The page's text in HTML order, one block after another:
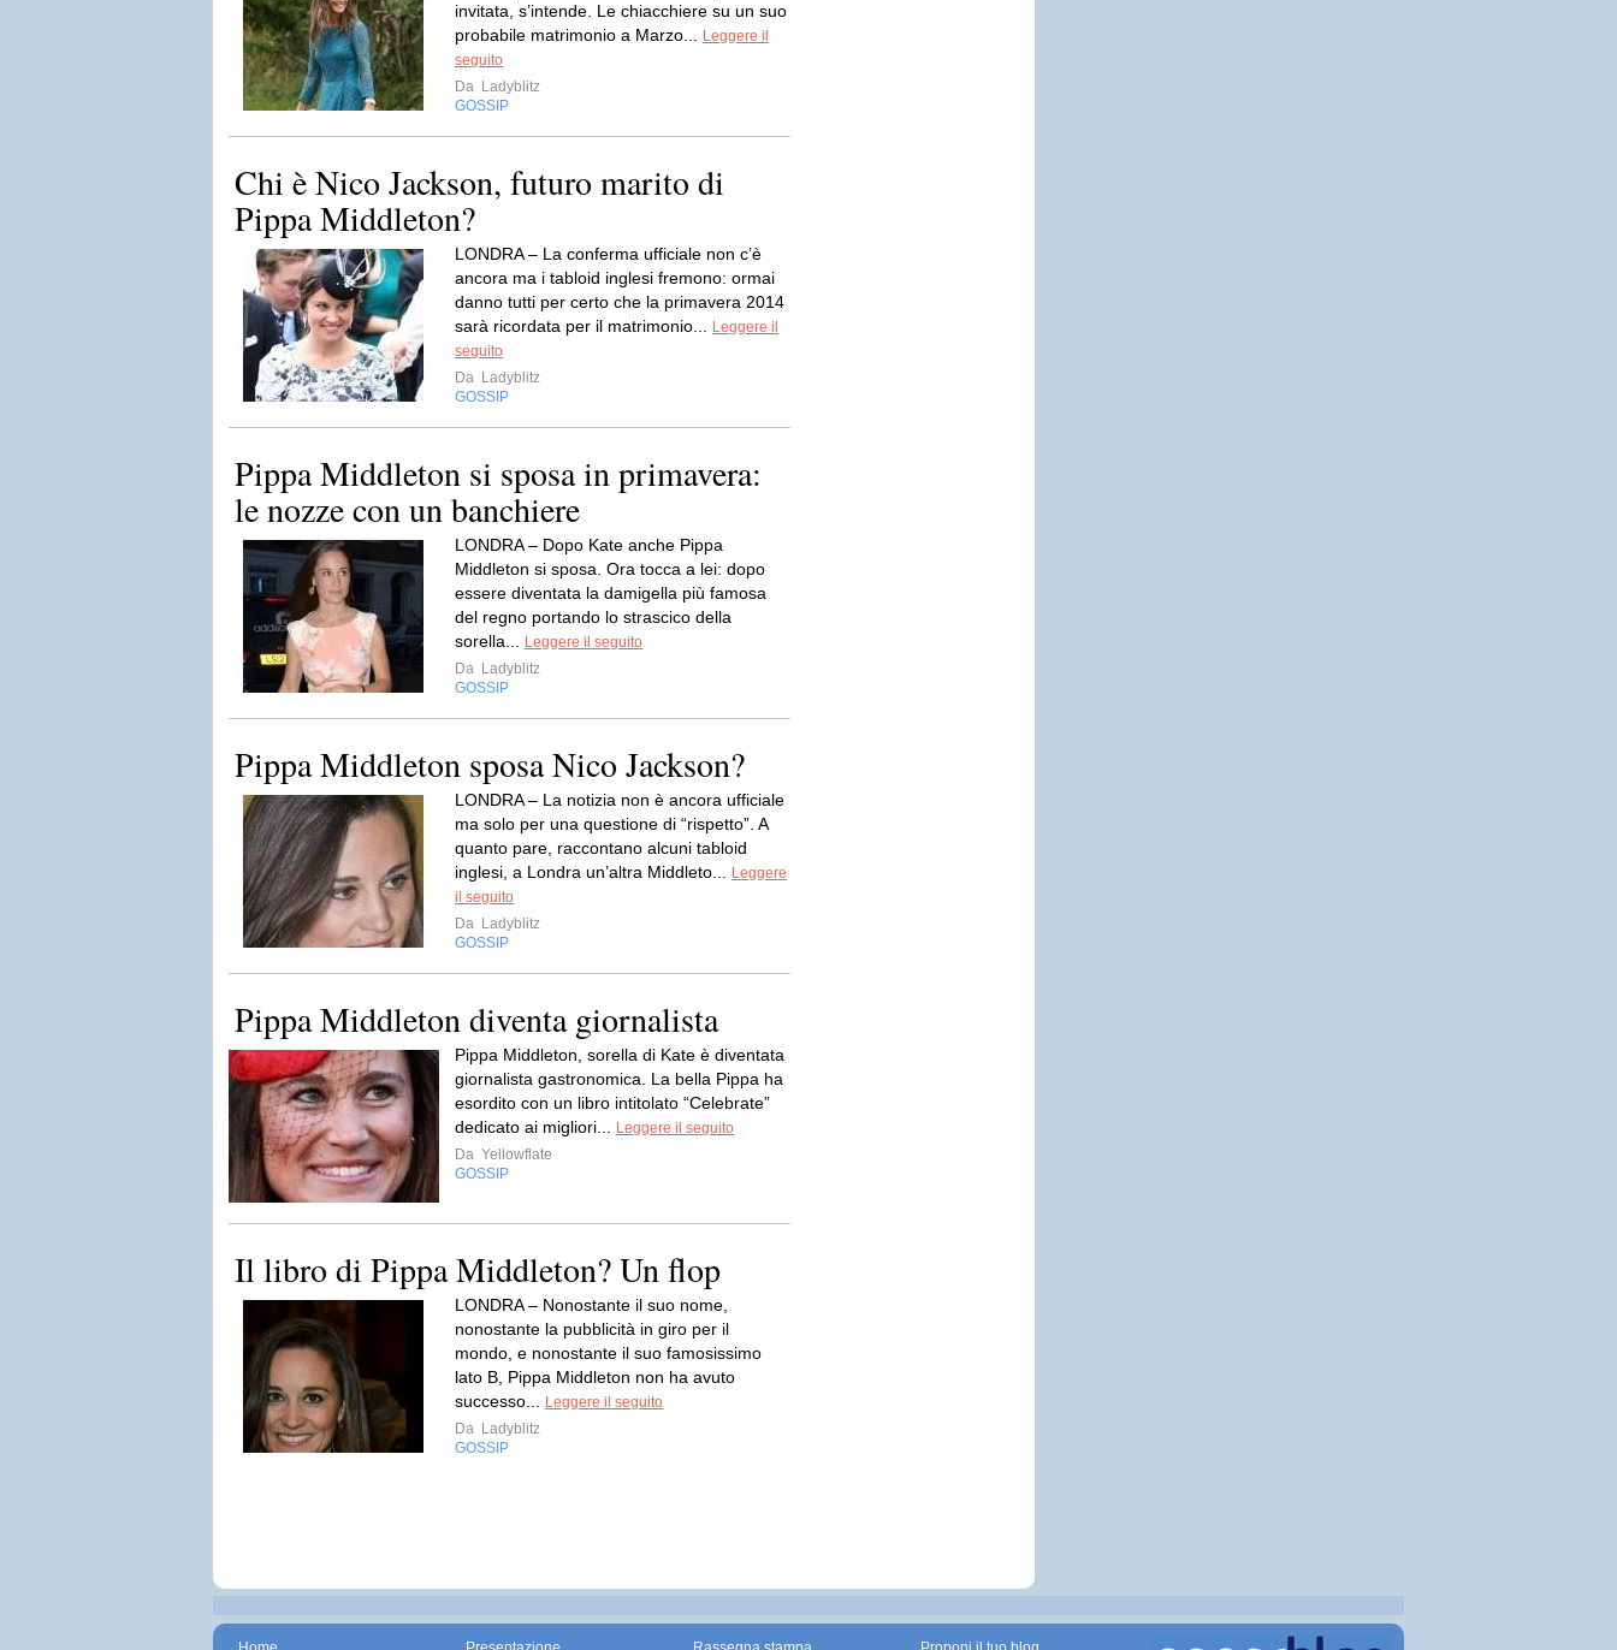
invitata, s’intende. Le chiacchiere su un suo
probabile matrimonio a Marzo...
Leggere il
seguito
Da Ladyblitz
GOSSIP
Chi è Nico Jackson, futuro marito di
Pippa Middleton?
LONDRA – La conferma ufficiale non c’è
ancora ma i tabloid inglesi fremono: ormai
danno tutti per certo che la primavera 2014
sarà ricordata per il matrimonio...
Leggere il
seguito
Da Ladyblitz
GOSSIP
Pippa Middleton si sposa in primavera:
le nozze con un banchiere
LONDRA – Dopo Kate anche Pippa
Middleton si sposa. Ora tocca a lei: dopo
essere diventata la damigella più famosa
del regno portando lo strascico della
sorella...
Leggere il seguito
Da Ladyblitz
GOSSIP
Pippa Middleton sposa Nico Jackson?
LONDRA – La notizia non è ancora ufficiale
ma solo per una questione di “rispetto”. A
quanto pare, raccontano alcuni tabloid
inglesi, a Londra un’altra Middleto...
Leggere
il seguito
Da Ladyblitz
GOSSIP
Pippa Middleton diventa giornalista
Pippa Middleton, sorella di Kate è diventata
giornalista gastronomica. La bella Pippa ha
esordito con un libro intitolato “Celebrate”
dedicato ai migliori...
Leggere il seguito
Da Yellowflate
GOSSIP
Il libro di Pippa Middleton? Un flop
LONDRA – Nonostante il suo nome,
nonostante la pubblicità in giro per il
mondo, e nonostante il suo famosissimo
lato B, Pippa Middleton non ha avuto
successo...
Leggere il seguito
Da Ladyblitz
GOSSIP